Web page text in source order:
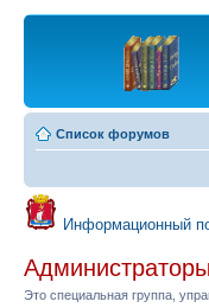
Список форумов
Информационный
Администраторы
Это специальная группа,